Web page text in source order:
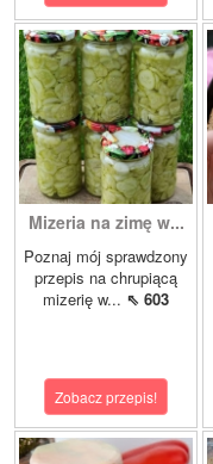
Mizeria na zimę w...
Poznaj mój sprawdzony
przepis na chrupiącą
mizerię w... ⇖ 603
Zobacz przepis!